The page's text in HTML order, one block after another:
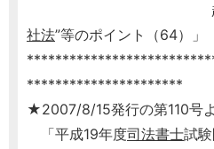
起業予定者
社法”等のポイント（64）」
**********************
★2007/8/15発行の第110号よ
「平成19年度司法書士試